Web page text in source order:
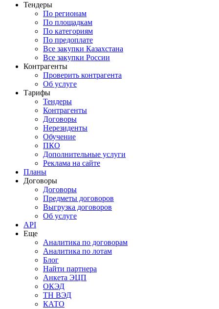
Тендеры
По регионам
По площадкам
По категориям
По предоплате
Все закупки Казахстана
Все закупки России
Контрагенты
Проверить контрагента
Об услуге
Тарифы
Тендеры
Контрагенты
Договоры
Нерезиденты
Обучение
ПКО
Дополнительные услуги
Реклама на сайте
Планы
Договоры
Договоры
Предметы договоров
Выгрузка договоров
Об услуге
API
Еще
Аналитика по договорам
Аналитика по лотам
Блог
Найти партнера
Анкета ЭЦП
ОКЭД
ТН ВЭД
КАТО